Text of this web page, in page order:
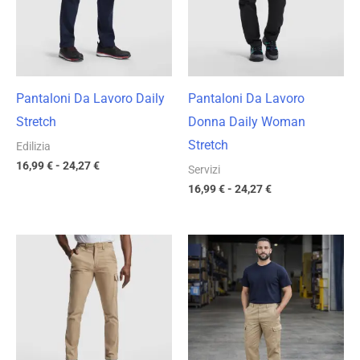
Pantaloni Da Lavoro Daily
Stretch
Edilizia
16,99€- 24,27€
24,27 €
Pantaloni Da Lavoro
Donna Daily Woman
Stretch
Servizi
16,99€- 24,27€
24,27 €
Fascia
prezzo:
17,71 €
a
25,30 €
Fascia
di
prezzo:
da
8,47 €
a
12,10 €